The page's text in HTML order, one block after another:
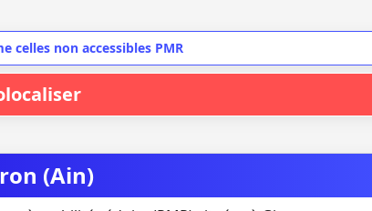
celles non accessibles PMR
(Ain)